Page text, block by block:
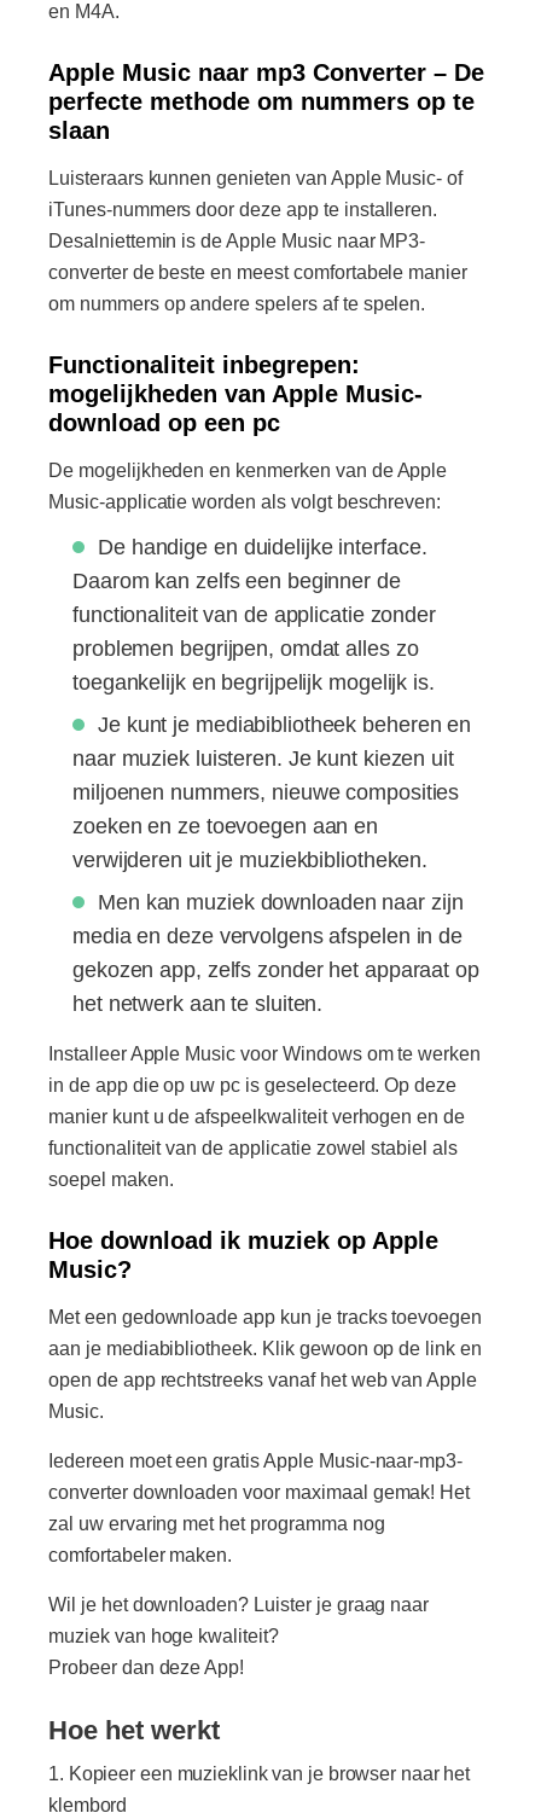
en M4A.
Apple Music naar mp3 Converter – De
perfecte methode om nummers op te
slaan
Luisteraars kunnen genieten van Apple Music- of
iTunes-nummers door deze app te installeren.
Desalniettemin is de Apple Music naar MP3-
converter de beste en meest comfortabele manier
om nummers op andere spelers af te spelen.
Functionaliteit inbegrepen:
mogelijkheden van Apple Music-
download op een pc
De mogelijkheden en kenmerken van de Apple
Music-applicatie worden als volgt beschreven:
De handige en duidelijke interface.
Daarom kan zelfs een beginner de
functionaliteit van de applicatie zonder
problemen begrijpen, omdat alles zo
toegankelijk en begrijpelijk mogelijk is.
Je kunt je mediabibliotheek beheren en
naar muziek luisteren. Je kunt kiezen uit
miljoenen nummers, nieuwe composities
zoeken en ze toevoegen aan en
verwijderen uit je muziekbibliotheken.
Men kan muziek downloaden naar zijn
media en deze vervolgens afspelen in de
gekozen app, zelfs zonder het apparaat op
het netwerk aan te sluiten.
Installeer Apple Music voor Windows om te werken
in de app die op uw pc is geselecteerd. Op deze
manier kunt u de afspeelkwaliteit verhogen en de
functionaliteit van de applicatie zowel stabiel als
soepel maken.
Hoe download ik muziek op Apple
Music?
Met een gedownloade app kun je tracks toevoegen
aan je mediabibliotheek. Klik gewoon op de link en
open de app rechtstreeks vanaf het web van Apple
Music.
Iedereen moet een gratis Apple Music-naar-mp3-
converter downloaden voor maximaal gemak! Het
zal uw ervaring met het programma nog
comfortabeler maken.
Wil je het downloaden? Luister je graag naar
muziek van hoge kwaliteit?
Probeer dan deze App!
Hoe het werkt
Kopieer een muzieklink van je browser naar het
klembord